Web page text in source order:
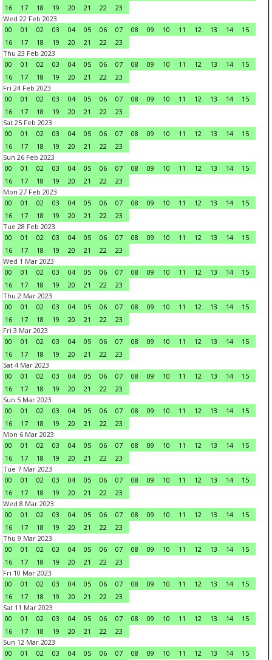
16
17 18 19 20 21 22
23
Wed 22 Feb 2023
00
01 02 03 04 05 06 07 08 09 10 11 12 13 14
15
16
17 18 19 20 21 22
23
Thu 23 Feb 2023
00
01 02 03 04 05 06 07 08 09 10 11 12 13 14
15
16
17 18 19 20 21 22
23
Fri 24 Feb 2023
00
01 02 03 04 05 06 07 08 09 10 11 12 13 14
15
16
17 18 19 20 21 22
23
Sat 25 Feb 2023
00
01 02 03 04 05 06 07 08 09 10 11 12 13 14
15
16
17 18 19 20 21 22
23
Sun 26 Feb 2023
00
01 02 03 04 05 06 07 08 09 10 11 12 13 14
15
16
17 18 19 20 21 22
23
Mon 27 Feb 2023
00
01 02 03 04 05 06 07 08 09 10 11 12 13 14
15
16
17 18 19 20 21 22
23
Tue 28 Feb 2023
00
01 02 03 04 05 06 07 08 09 10 11 12 13 14
15
16
17 18 19 20 21 22
23
Wed 1 Mar 2023
00
01 02 03 04 05 06 07 08 09 10 11 12 13 14
15
16
17 18 19 20 21 22
23
Thu 2 Mar 2023
00
01 02 03 04 05 06 07 08 09 10 11 12 13 14
15
16
17 18 19 20 21 22
23
Fri 3 Mar 2023
00
01 02 03 04 05 06 07 08 09 10 11 12 13 14
15
16
17 18 19 20 21 22
23
Sat 4 Mar 2023
00
01 02 03 04 05 06 07 08 09 10 11 12 13 14
15
16
17 18 19 20 21 22
23
Sun 5 Mar 2023
00
01 02 03 04 05 06 07 08 09 10 11 12 13 14
15
16
17 18 19 20 21 22
23
Mon 6 Mar 2023
00
01 02 03 04 05 06 07 08 09 10 11 12 13 14
15
16
17 18 19 20 21 22
23
Tue 7 Mar 2023
00
01 02 03 04 05 06 07 08 09 10 11 12 13 14
15
16
17 18 19 20 21 22
23
Wed 8 Mar 2023
00
01 02 03 04 05 06 07 08 09 10 11 12 13 14
15
16
17 18 19 20 21 22
23
Thu 9 Mar 2023
00
01 02 03 04 05 06 07 08 09 10 11 12 13 14
15
16
17 18 19 20 21 22
23
Fri 10 Mar 2023
00
01 02 03 04 05 06 07 08 09 10 11 12 13 14
15
16
17 18 19 20 21 22
23
Sat 11 Mar 2023
00
01 02 03 04 05 06 07 08 09 10 11 12 13 14
15
16
17 18 19 20 21 22
23
Sun 12 Mar 2023
00
01 02 03 04 05 06 07 08 09 10 11 12 13 14 15